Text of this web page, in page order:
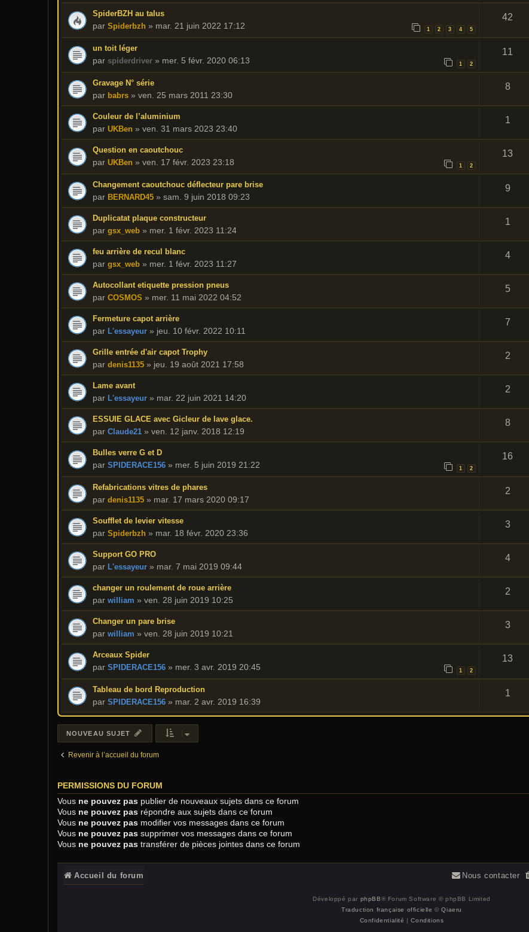
SpiderBZH au talus
par Spiderbzh » mar. 21 juin 2022 17:12 1 2 3 4 5
42
un toit léger
par spiderdriver » mer. 5 févr. 2020 06:13 1 2
11
Gravage N° série
par babrs » ven. 25 mars 2011 23:30
8
Couleur de l’aluminium
par UKBen » ven. 31 mars 2023 23:40
1
Question en caoutchouc
par UKBen » ven. 17 févr. 2023 23:18 1 2
13
Changement caoutchouc déflecteur pare brise
par BERNARD45 » sam. 9 juin 2018 09:23
9
Duplicatat plaque constructeur
par gsx_web » mer. 1 févr. 2023 11:24
1
feu arrière de recul blanc
par gsx_web » mer. 1 févr. 2023 11:27
4
Autocollant etiquette pression pneus
par COSMOS » mer. 11 mai 2022 04:52
5
Fermeture capot arrière
par L'essayeur » jeu. 10 févr. 2022 10:11
7
Grille entrée d'air capot Trophy
par denis1135 » jeu. 19 août 2021 17:58
2
Lame avant
par L'essayeur » mar. 22 juin 2021 14:20
2
ESSUIE GLACE avec Gicleur de lave glace.
par Claude21 » ven. 12 janv. 2018 12:19
8
Bulles verre G et D
par SPIDERACE156 » mer. 5 juin 2019 21:22 1 2
16
Refabrications vitres de phares
par denis1135 » mar. 17 mars 2020 09:17
2
Soufflet de levier vitesse
par Spiderbzh » mar. 18 févr. 2020 23:36
3
Support GO PRO
par L'essayeur » mar. 7 mai 2019 09:44
4
changer un roulement de roue arrière
par william » ven. 28 juin 2019 10:25
2
Changer un pare brise
par william » ven. 28 juin 2019 10:21
3
Arceaux Spider
par SPIDERACE156 » mer. 3 avr. 2019 20:45 1 2
13
Tableau de bord Reproduction
par SPIDERACE156 » mar. 2 avr. 2019 16:39
1
NOUVEAU SUJET
Revenir à l’accueil du forum
PERMISSIONS DU FORUM
Vous ne pouvez pas publier de nouveaux sujets dans ce forum
Vous ne pouvez pas répondre aux sujets dans ce forum
Vous ne pouvez pas modifier vos messages dans ce forum
Vous ne pouvez pas supprimer vos messages dans ce forum
Vous ne pouvez pas transférer de pièces jointes dans ce forum
Accueil du forum Nous contacter
Développé par phpBB® Forum Software © phpBB Limited
Traduction française officielle ©Qiaeru
Confidentialité |Conditions